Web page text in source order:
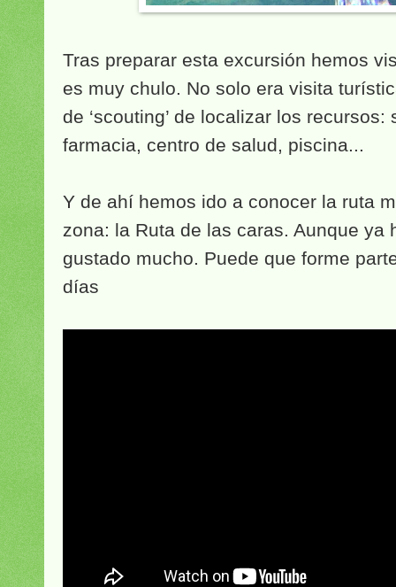
Tras preparar esta excursión hemos
es muy chulo. No solo era visita
de ‘scouting’ de localizar los recursos:
farmacia, centro de salud, piscina...
Y de ahí hemos ido a conocer la ruta
zona: la Ruta de las caras. Aunque ya
gustado mucho. Puede que forme
días